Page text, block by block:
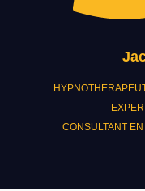
CONSULTANT